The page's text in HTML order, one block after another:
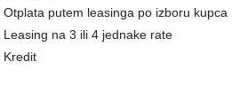
Otplata putem leasinga po izboru kupca
Leasing na 3 ili 4 jednake rate
Kredit